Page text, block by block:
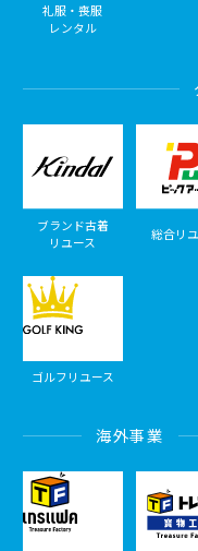
礼服・喪服
レンタル
ブランド古着
リユース
総合リ
ゴルフリユース
海外事業